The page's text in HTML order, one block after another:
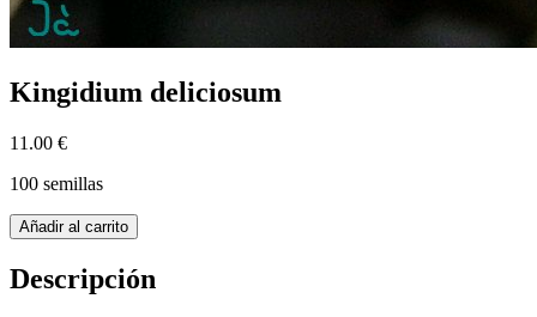
Kingidium deliciosum
11.00 €
100 semillas
Añadir al carrito
Descripción